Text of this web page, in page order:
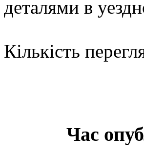
деталями в
Кількість
Час